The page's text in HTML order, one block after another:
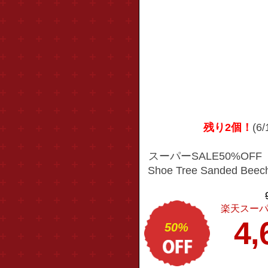
残り2個！ (6/
スーパーSALE50%OFF
Shoe Tree Sanded
楽天スー
50%